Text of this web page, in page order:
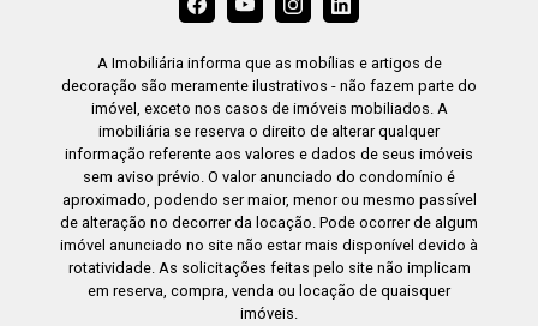
A Imobiliária informa que as mobílias e artigos de
decoração são meramente ilustrativos - não fazem parte do
imóvel, exceto nos casos de imóveis mobiliados. A
imobiliária se reserva o direito de alterar qualquer
informação referente aos valores e dados de seus imóveis
sem aviso prévio. O valor anunciado do condomínio é
aproximado, podendo ser maior, menor ou mesmo passível
de alteração no decorrer da locação. Pode ocorrer de algum
imóvel anunciado no site não estar mais disponível devido à
rotatividade. As solicitações feitas pelo site não implicam
em reserva, compra, venda ou locação de quaisquer
imóveis.